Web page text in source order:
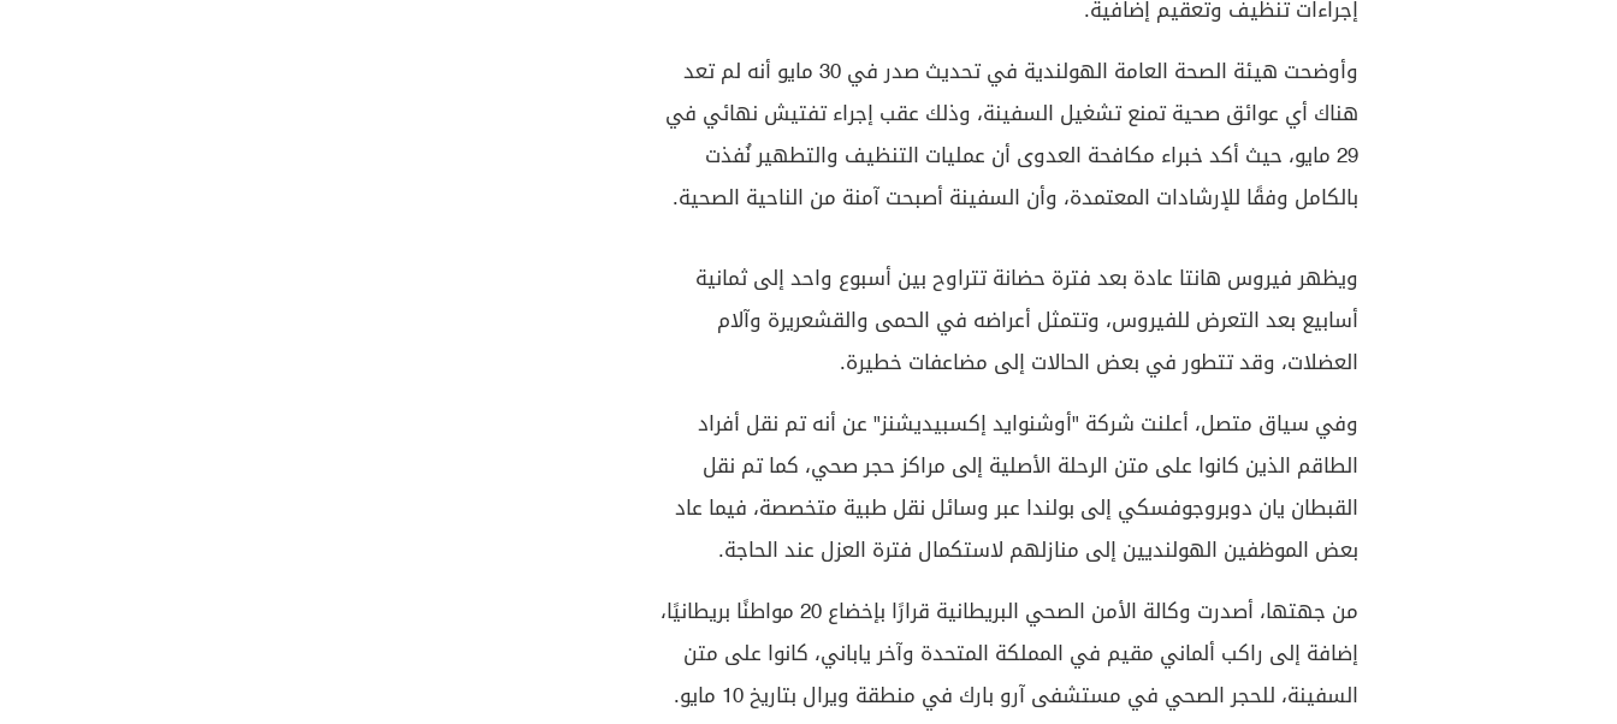
إجراءات تنظيف وتعقيم إضافية.
وأوضحت هيئة الصحة العامة الهولندية في تحديث صدر في 30 مايو أنه لم تعد
هناك أي عوائق صحية تمنع تشغيل السفينة، وذلك عقب إجراء تفتيش نهائي في
29 مايو، حيث أكد خبراء مكافحة العدوى أن عمليات التنظيف والتطهير نُفذت
بالكامل وفقًا للإرشادات المعتمدة، وأن السفينة أصبحت آمنة من الناحية الصحية.
ويظهر فيروس هانتا عادة بعد فترة حضانة تتراوح بين أسبوع واحد إلى ثمانية
أسابيع بعد التعرض للفيروس، وتتمثل أعراضه في الحمى والقشعريرة وآلام
العضلات، وقد تتطور في بعض الحالات إلى مضاعفات خطيرة.
وفي سياق متصل، أعلنت شركة "أوشنوايد إكسبيديشنز" عن أنه تم نقل أفراد
الطاقم الذين كانوا على متن الرحلة الأصلية إلى مراكز حجر صحي، كما تم نقل
القبطان يان دوبروجوفسكي إلى بولندا عبر وسائل نقل طبية متخصصة، فيما عاد
بعض الموظفين الهولنديين إلى منازلهم لاستكمال فترة العزل عند الحاجة.
من جهتها، أصدرت وكالة الأمن الصحي البريطانية قرارًا بإخضاع 20 مواطنًا بريطانيًا،
إضافة إلى راكب ألماني مقيم في المملكة المتحدة وآخر ياباني، كانوا على متن
السفينة، للحجر الصحي في مستشفى آرو بارك في منطقة ويرال بتاريخ 10 مايو.